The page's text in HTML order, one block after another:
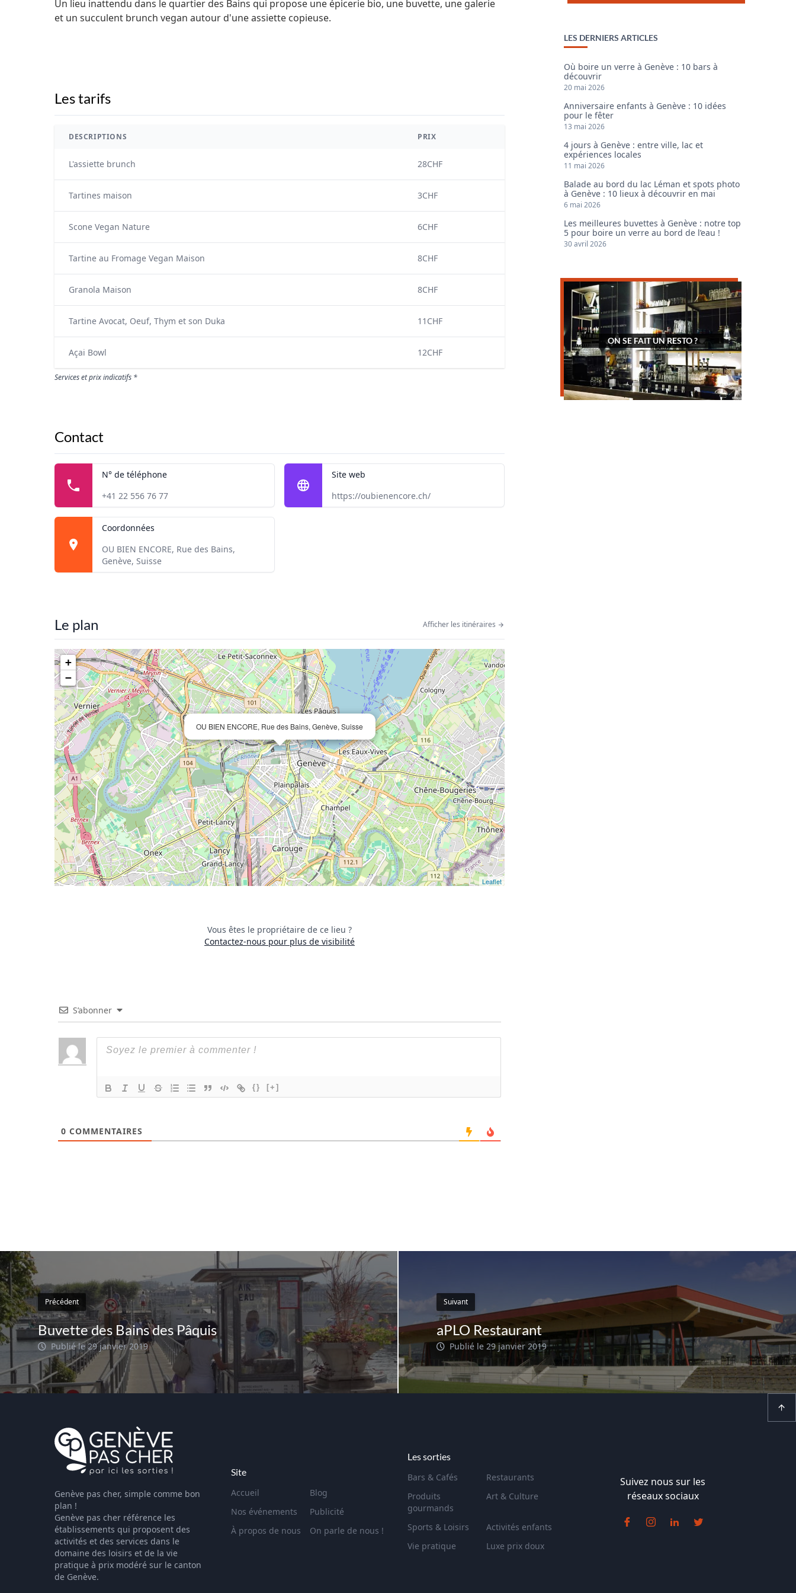
Un lieu inattendu dans le quartier des Bains qui propose une épicerie bio, une buvette, une galerie
et un succulent brunch vegan autour d'une assiette copieuse.
Les tarifs
DESCRIPTIONS PRIX
L'assiette brunch 28CHF
Tartines maison 3CHF
Scone Vegan Nature 6CHF
Tartine au Fromage Vegan Maison 8CHF
Granola Maison 8CHF
Tartine Avocat, Oeuf, Thym et son Duka 11CHF
Açai Bowl 12CHF
Services et prix indicatifs *
Contact
N° de téléphone
+41 22 556 76 77
Site web
https://oubienencore.ch/
Coordonnées
OU BIEN ENCORE, Rue des Bains,
Genève, Suisse
Le plan Afficher les itinéraires
OU BIEN ENCORE, Rue des Bains, Genève, Suisse
+
−
Leaflet
Vous êtes le propriétaire de ce lieu ?
Contactez-nous pour plus de visibilité
S’abonner
{} [+]
0 COMMENTAIRES
LES DERNIERS ARTICLES
Où boire un verre à Genève : 10 bars à
découvrir
20 mai 2026
Anniversaire enfants à Genève : 10 idées
pour le fêter
13 mai 2026
4 jours à Genève : entre ville, lac et
expériences locales
11 mai 2026
Balade au bord du lac Léman et spots photo
à Genève : 10 lieux à découvrir en mai
6 mai 2026
Les meilleures buvettes à Genève : notre top
5 pour boire un verre au bord de l’eau !
30 avril 2026
ON SE FAIT UN RESTO ?
Précédent
Buvette des Bains des Pâquis
Publié le 29 janvier 2019
Suivant
aPLO Restaurant
Publié le 29 janvier 2019
Genève pas cher, simple comme bon
plan !
Genève pas cher référence les
établissements qui proposent des
activités et des services dans le
domaine des loisirs et de la vie
pratique à prix modéré sur le canton
de Genève.
Site
Accueil
Blog
Nos événements
Publicité
À propos de nous
On parle de nous !
Les sorties
Bars & Cafés
Restaurants
Produits
gourmands
Art & Culture
Sports & Loisirs
Activités enfants
Vie pratique
Luxe prix doux
Suivez nous sur les
réseaux sociaux